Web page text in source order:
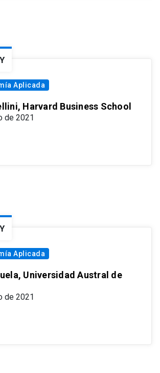
Aplicada
Harvard Business School
de 2021
Aplicada
Universidad Austral de
de 2021